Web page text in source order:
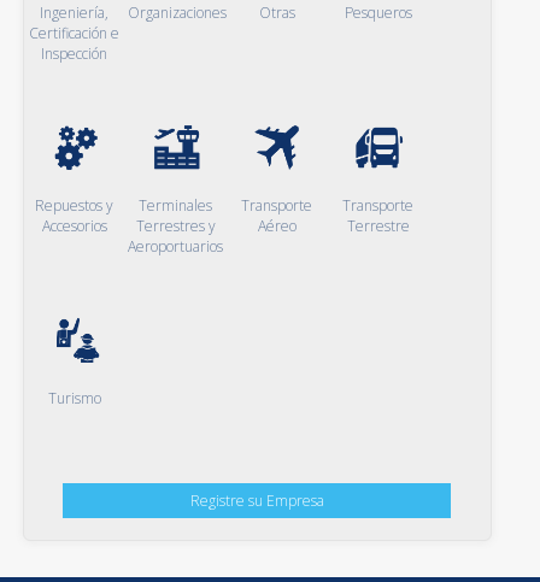
Ingeniería,
Certificación e
Inspección
Organizaciones Otras Pesqueros
Repuestos y
Accesorios
Terminales
Terrestres y
Aeroportuarios
Transporte
Aéreo
Transporte
Terrestre
Turismo
Registre su Empresa